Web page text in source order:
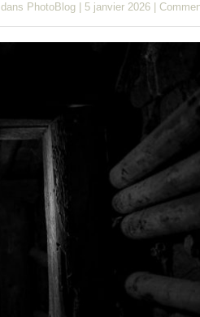
dans PhotoBlog 5 janvier 2026